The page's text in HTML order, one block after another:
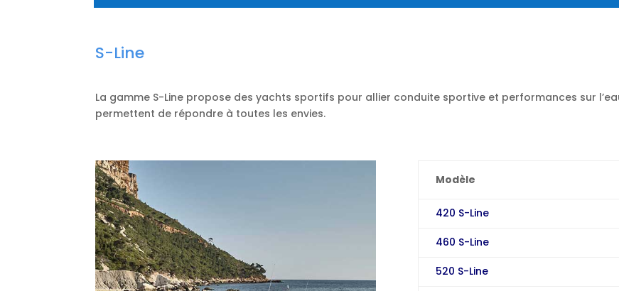
S-Line
La gamme S-Line propose des yachts sportifs pour allier conduite sportive et performances sur
permettent de répondre à toutes les envies.
Modèle
420 S-Line
460 S-Line
520 S-Line